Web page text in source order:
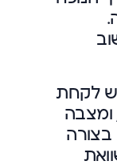
לקחת
ומצבה
בצורה